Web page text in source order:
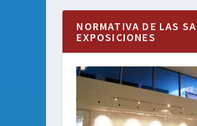
NORMATIVA DE LAS
EXPOSICIONES